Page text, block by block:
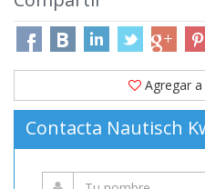
Agregar
Contacta Nautisch